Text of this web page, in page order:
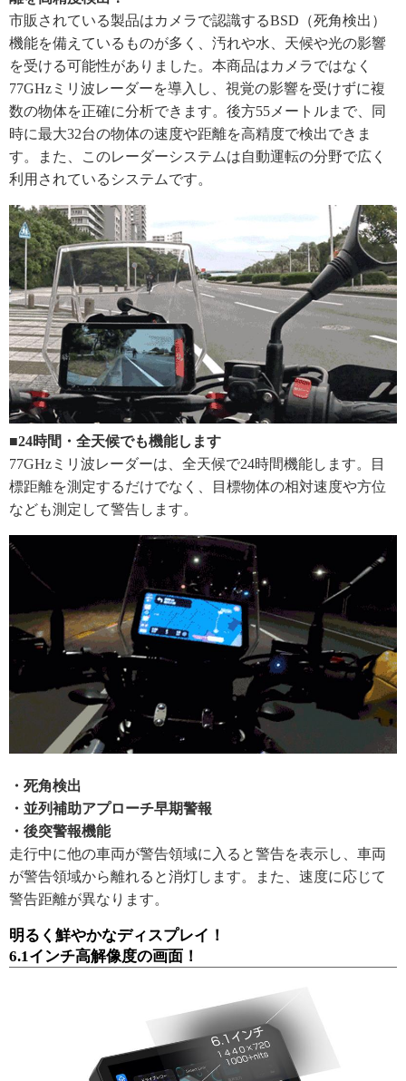
市販されている製品はカメラで認識するBSD（死角検出）
機能を備えているものが多く、汚れや水、天候や光の影響
を受ける可能性がありました。本商品はカメラではなく
77GHzミリ波レーダーを導入し、視覚の影響を受けずに複
数の物体を正確に分析できます。後方55メートルまで、同
時に最大32台の物体の速度や距離を高精度で検出できま
す。また、このレーダーシステムは自動運転の分野で広く
利用されているシステムです。
■24時間・全天候でも機能します
77GHzミリ波レーダーは、全天候で24時間機能します。目
標距離を測定するだけでなく、目標物体の相対速度や方位
なども測定して警告します。
・死角検出
・並列補助アプローチ早期警報
・後突警報機能
走行中に他の車両が警告領域に入ると警告を表示し、車両
が警告領域から離れると消灯します。また、速度に応じて
警告距離が異なります。
明るく鮮やかなディスプレイ！
6.1インチ高解像度の画面！